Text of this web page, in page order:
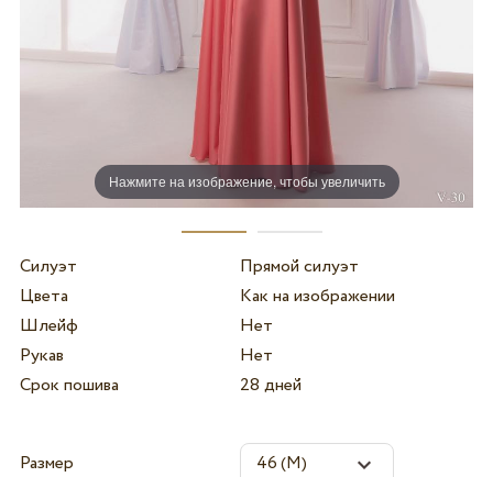
Нажмите на изображение, чтобы увеличить
Силуэт
Прямой силуэт
Цвета
Как на изображении
Шлейф
Нет
Рукав
Нет
Срок пошива
28 дней
Размер